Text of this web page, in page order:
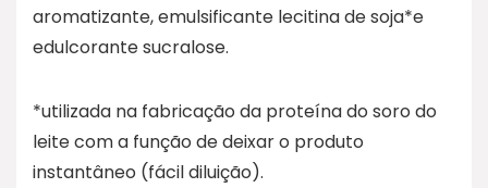
aromatizante, emulsificante lecitina de soja*e
edulcorante sucralose.
*utilizada na fabricação da proteína do soro do
leite com a função de deixar o produto
instantâneo (fácil diluição).